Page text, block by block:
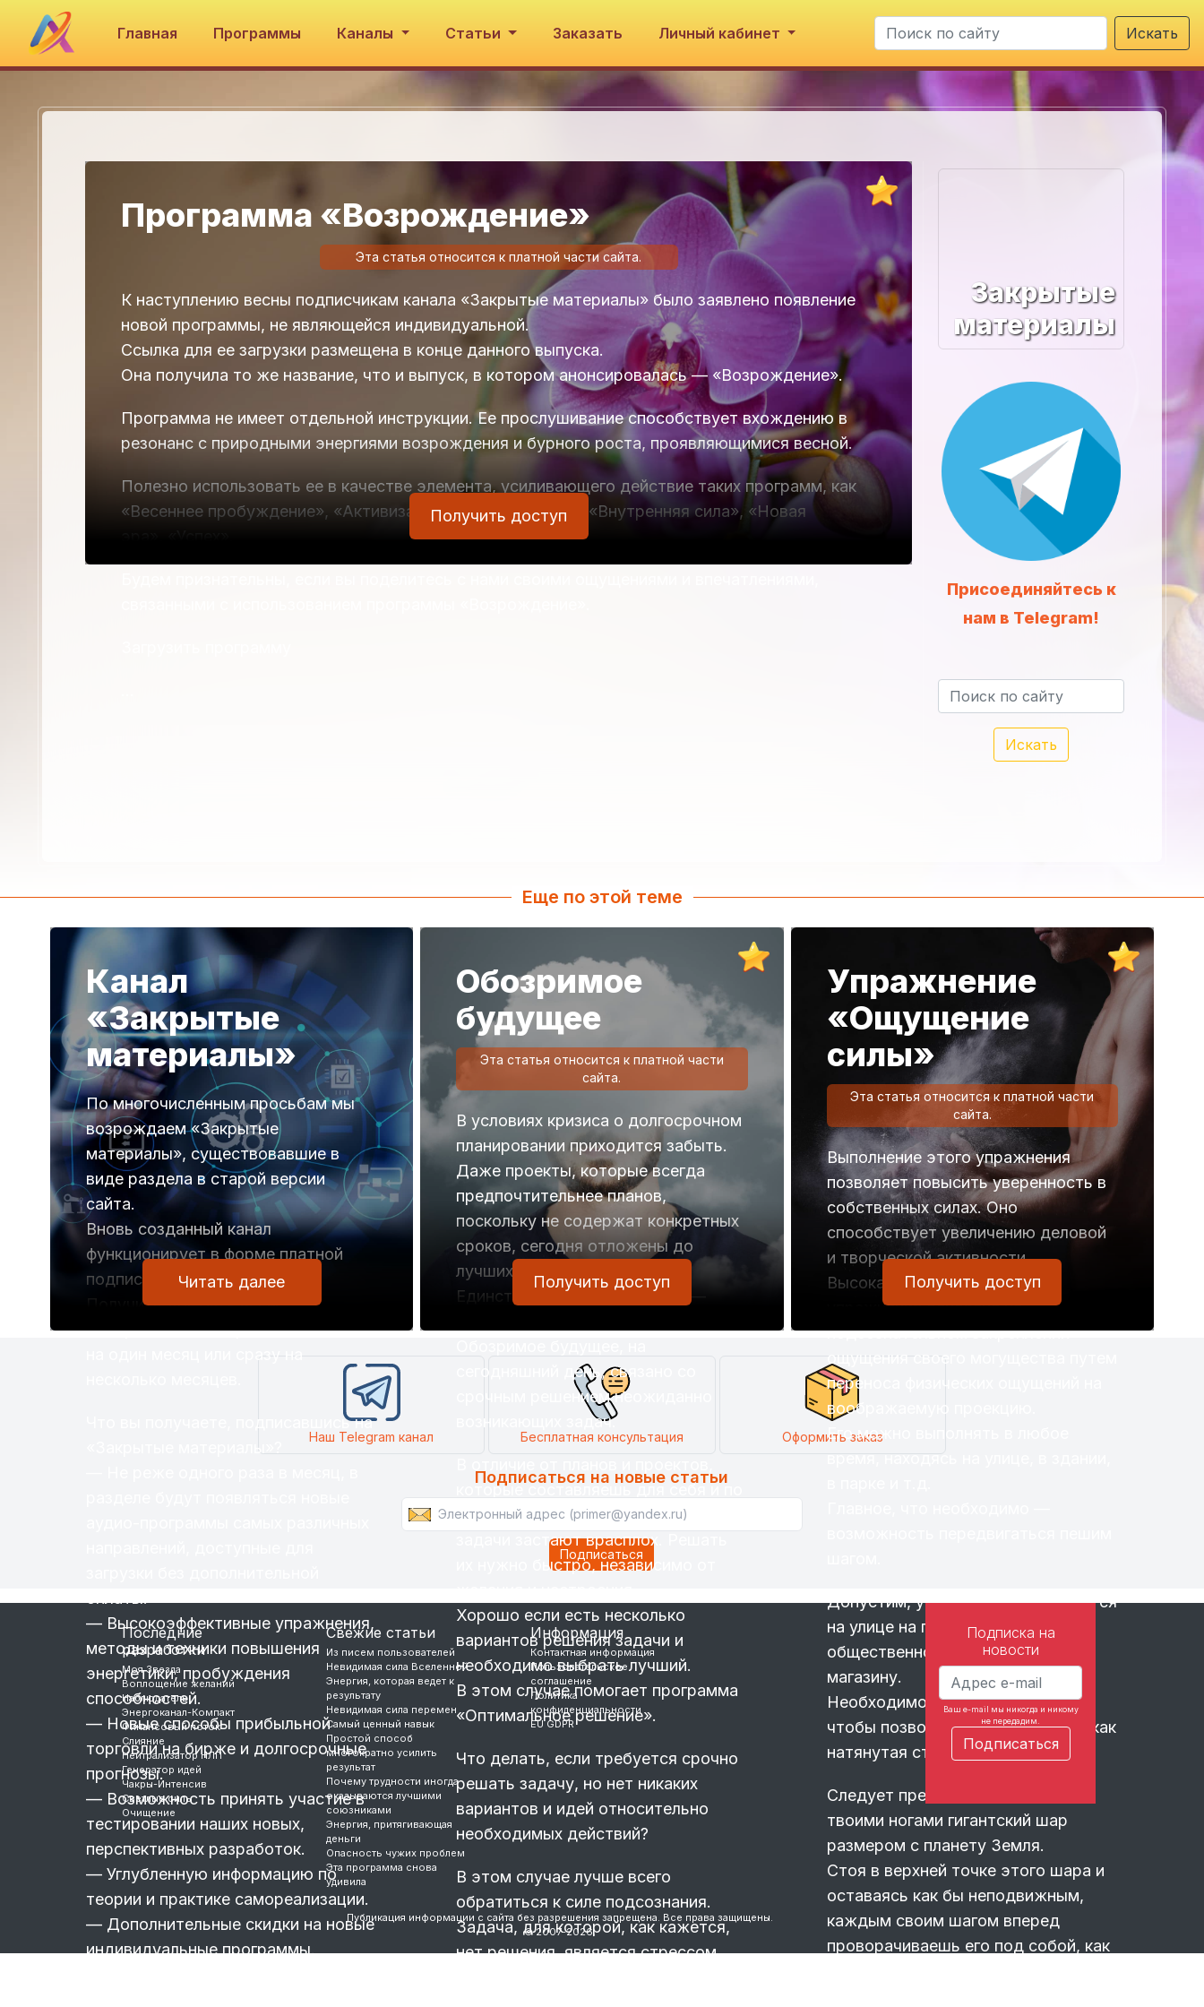
Главная Программы Каналы Статьи Заказать Личный кабинет Искать
Программа «Возрождение»
Эта статья относится к платной части сайта.
К наступлению весны подписчикам канала «Закрытые материалы» было заявлено появление
новой программы, не являющейся индивидуальной.
Ссылка для ее загрузки размещена в конце данного выпуска.
Она получила то же название, что и выпуск, в котором анонсировалась — «Возрождение».
Программа не имеет отдельной инструкции. Ее прослушивание способствует вхождению в
резонанс с природными энергиями возрождения и бурного роста, проявляющимися весной.
Полезно использовать ее в качестве элемента, усиливающего действие таких программ, как
«Весеннее пробуждение», «Активизатор решительности», «Внутренняя сила», «Новая
эра», «Успех».
Получить доступ
Закрытые
материалы
Присоединяйтесь к
нам в Telegram!
Искать
Еще по этой теме
Канал
«Закрытые
материалы»
По многочисленным просьбам мы
возрождаем «Закрытые
материалы», существовавшие в
виде раздела в старой версии
сайта.
Вновь созданный канал
функционирует в форме платной
подписки.
Получить доступ к всем
материалам этого раздела можно
на один месяц или сразу на
Что вы получаете, подписавшись на
«Закрытые материалы»?
— Высокоэффективные упражнения,
методы и техники повышения
энергетики, пробуждения
способностей.
— Новые способы прибыльной
торговли на бирже и долгосрочные
прогнозы.
— Возможность принять участие в
тестировании наших новых,
перспективных разработок.
— Углубленную информацию по
теории и практике самореализации.
— Дополнительные скидки на новые
индивидуальные программы.
Читать далее
Обозримое
будущее
Эта статья относится к платной части
сайта.
В условиях кризиса о долгосрочном
планировании приходится забыть.
Даже проекты, которые всегда
предпочтительнее планов,
поскольку не содержат конкретных
сроков, сегодня отложены до
лучших времен.
Единственное, что остается, —
сегодняшний день, связано со
срочным решением неожиданно
возникающих задач.
которые составляешь для себя и по
собственной инициативе, сложные
задачи застают врасплох. Решать
их нужно быстро, независимо от
Хорошо если есть несколько
вариантов решения задачи и
необходимо выбрать лучший.
В этом случае помогает программа
«Оптимальное решение».
Что делать, если требуется срочно
решать задачу, но нет никаких
вариантов и идей относительно
необходимых действий?
В этом случае лучше всего
обратиться к силе подсознания.
Задача, для которой, как кажется,
нет решения, является стрессом.
Получить доступ
Упражнение
«Ощущение
силы»
Эта статья относится к платной части
сайта.
Выполнение этого упражнения
позволяет повысить уверенность в
собственных силах. Оно
способствует увеличению деловой
и творческой активности.
Высокая эффективность
упражнения основана на
подсознательном закреплении
ощущения своего могущества путем
переноса физических ощущений на
воображаемую проекцию.
Его можно выполнять в любое
время, находясь на улице, в здании,
Допустим, упражнение выполняется
на улице на пути к остановке
общественного транспорта или
магазину.
Необходимо выпрямить спину,
чтобы позвоночник был прямым, как
натянутая струна.
Следует представить, что под
твоими ногами гигантский шар
размером с планету Земля.
Стоя в верхней точке этого шара и
оставаясь как бы неподвижным,
каждым своим шагом вперед
проворачиваешь его под собой, как
Получить доступ
Наш Telegram канал Бесплатная консультация Оформить заказ
Подписаться на новые статьи
Последние
разработки
Моя Звезда
Воплощение желаний
Наблюдатель
Энергоканал-Компакт
Финансовый поток
Слияние
Нейтрализатор НЛП
Генератор идей
Чакры-Интенсив
Светлые силы
Очищение
Свежие статьи
Из писем пользователей
Невидимая сила Вселенной
Энергия, которая ведет к
результату
Невидимая сила перемен
Самый ценный навык
Простой способ
многократно усилить
результат
Почему трудности иногда
оказываются лучшими
союзниками
Энергия, притягивающая
деньги
Опасность чужих проблем
Эта программа снова
удивила
Информация
Контактная информация
Пользовательское
соглашение
Политика
конфиденциальности
EU GDPR
Подписка на
новости
Ваш e-mail мы никогда и никому
не передадим.
Публикация информации с сайта без разрешения запрещена. Все права защищены.
© 2007-2026.